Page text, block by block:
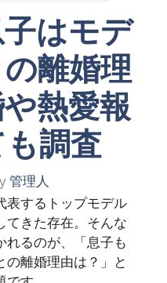
はモデ
離婚理
熱愛報
調査
管理人
表するトップモデル
てきた存在。そんな
れるのが、「息子も
の離婚理由は？」と